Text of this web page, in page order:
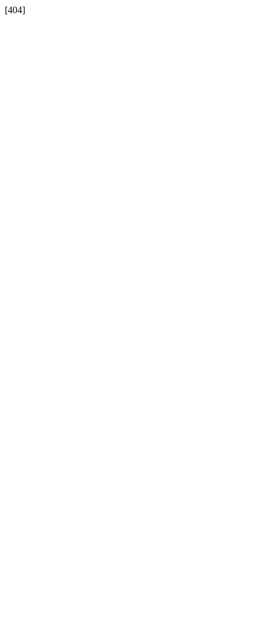
[404]